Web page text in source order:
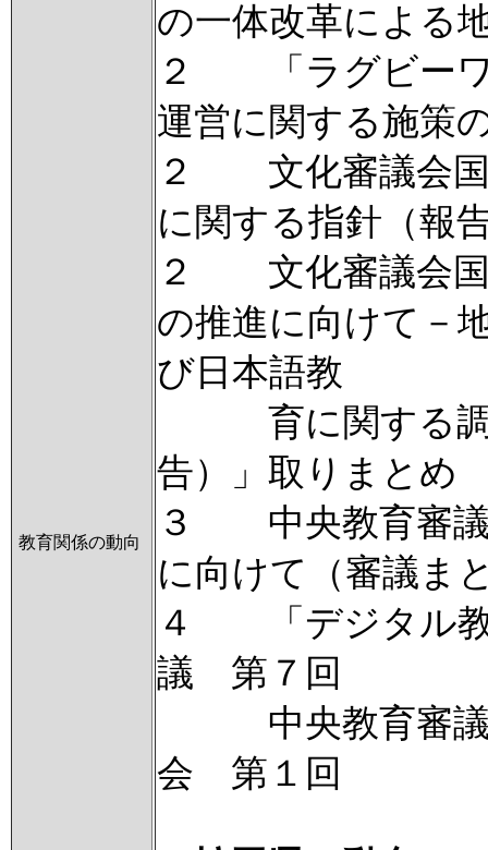
教育関係の動向
の一体改革による
２ 「ラグビーワ
運営に関する施策
２ 文化審議会国
に関する指針（報
２ 文化審議会国
の推進に向けて－
び日本語教
育に関する調査
告）」取りまとめ
３ 中央教育審議
に向けて（審議ま
４ 「デジタル教
議 第７回
中央教育審議会
会 第１回